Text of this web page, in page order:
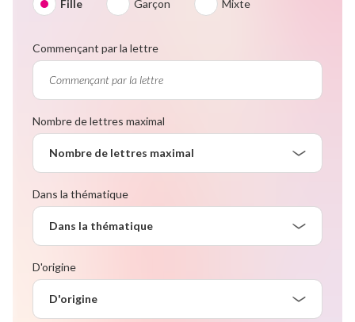
Fille Garçon Mixte
Commençant par la lettre
Nombre de lettres maximal
Nombre de lettres maximal
Dans la thématique
Dans la thématique
D'origine
D'origine